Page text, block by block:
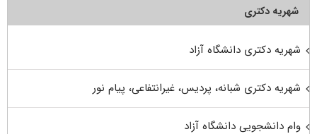
شهریه دکتری
شهریه دکتری دانشگاه آزاد
شهریه دکتری شبانه، پردیس، غیرانتفاعی، پیام نور
وام دانشجویی دانشگاه آزاد